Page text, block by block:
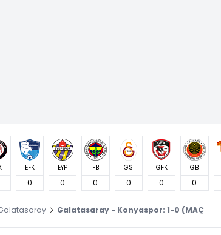
EFK
0
EYP
0
FB
0
GS
0
GFK
0
GB
0
Galatasaray - Konyaspor: 1-0 (MAÇ